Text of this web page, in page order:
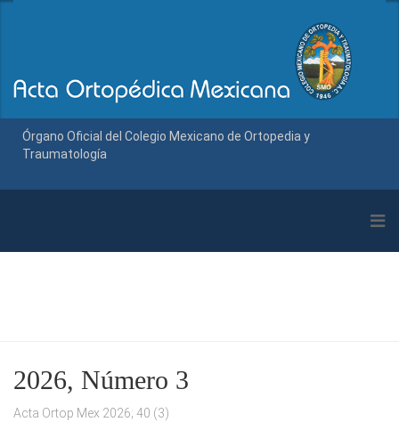
Órgano Oficial del Colegio Mexicano de Ortopedia y
Traumatología
2026, Número 3
Acta Ortop Mex 2026; 40 (3)